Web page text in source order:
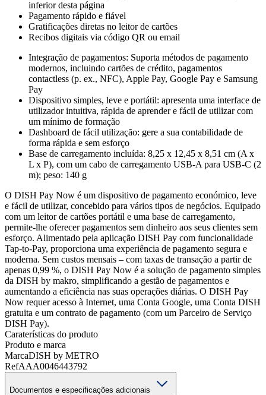
inferior desta página
Pagamento rápido e fiável
Gratificações diretas no leitor de cartões
Recibos digitais via código QR ou email
Integração de pagamentos: Suporta métodos de pagamento
modernos, incluindo cartões de crédito, pagamentos
contactless (p. ex., NFC), Apple Pay, Google Pay e Samsung
Pay
Dispositivo simples, leve e portátil: apresenta uma interface de
utilizador intuitiva, rápida de aprender e fácil de utilizar com
um mínimo de formação
Dashboard de fácil utilização: gere a sua contabilidade de
forma rápida e sem esforço
Base de carregamento incluída: 8,25 x 12,45 x 8,51 cm (A x
L x P), com um cabo de carregamento USB-A para USB-C (2
m); peso: 140 g
O DISH Pay Now é um dispositivo de pagamento económico, leve
e fácil de utilizar, concebido para vários tipos de negócios. Equipado
com um leitor de cartões portátil e uma base de carregamento,
permite-lhe oferecer pagamentos sem dinheiro aos seus clientes sem
esforço. Alimentado pela aplicação DISH Pay com funcionalidade
Tap-to-Pay, proporciona uma experiência de pagamento segura e
moderna. Sem custos mensais – com taxas de transação a partir de
apenas 0,99 %, o DISH Pay Now é a solução de pagamento simples
da DISH by makro, simplificando a gestão de pagamentos e
aumentando a eficiência nas suas operações diárias. O DISH Pay
Now requer acesso à Internet, uma Conta Google, uma Conta DISH
gratuita e um contrato de pagamento (com um Parceiro de Serviço
DISH Pay).
Caraterísticas do produto
Produto e marca
MarcaDISH by METRO
RefAAA0046443792
Documentos e especificações adicionais